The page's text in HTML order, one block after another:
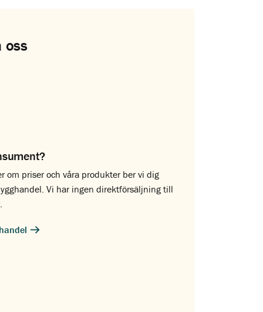
oss
om priser och våra produkter ber vi dig
Vi har ingen direktförsäljning till